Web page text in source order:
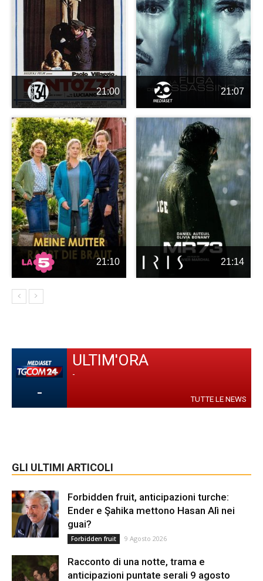
21:00 21:07
21:10 21:14
-
ULTIM'ORA
-
TUTTE LE NEWS
GLI ULTIMI ARTICOLI
Forbidden fruit, anticipazioni turche:
Ender e Şahika mettono Hasan Alì nei
guai?
Forbidden fruit 9 Agosto 2026
Racconto di una notte, trama e
anticipazioni puntate serali 9 agosto